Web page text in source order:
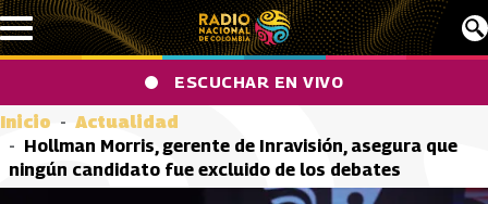
Pasar al contenido principal
ESCUCHAR EN VIVO
Inicio
Actualidad
Hollman Morris, gerente de Inravisión, asegura que
ningún candidato fue excluido de los debates